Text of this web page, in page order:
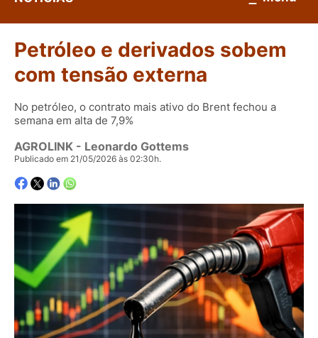
Petróleo e derivados sobem
com tensão externa
No petróleo, o contrato mais ativo do Brent fechou a
semana em alta de 7,9%
AGROLINK - Leonardo Gottems
Publicado em 21/05/2026 às 02:30h.